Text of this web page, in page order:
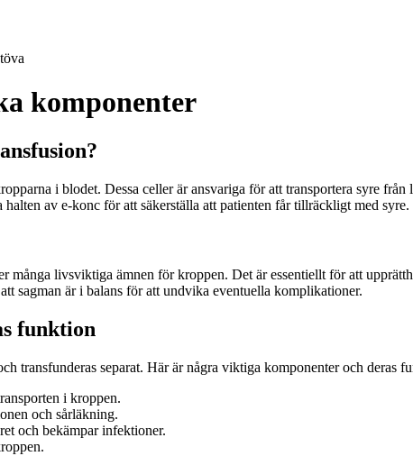
komponenter
i blodet. Dessa celler är ansvariga för att transportera syre
av e-konc för att säkerställa att patienten får tillräckligt med syre.
många livsviktiga ämnen för kroppen. Det är essentiellt för att
sagman är i balans för att undvika eventuella komplikationer.
funktion
transfunderas separat. Här är några viktiga komponenter och deras
i kroppen.
och sårläkning.
och bekämpar infektioner.